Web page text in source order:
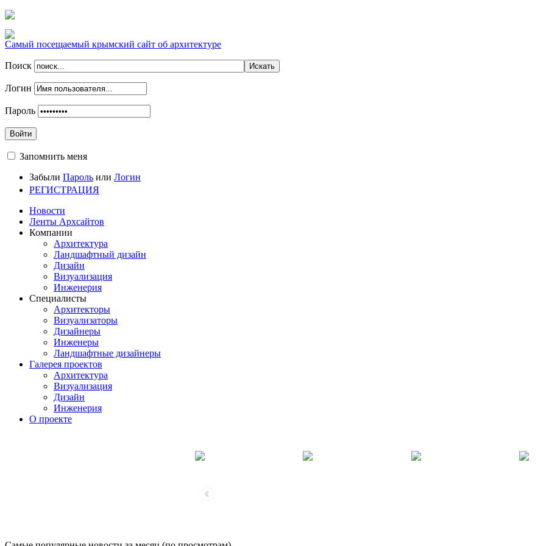
Самый посещаемый крымский сайт об архитектуре
Поиск
Логин
Пароль
Войти
Запомнить меня
Забыли Пароль или Логин
РЕГИСТРАЦИЯ
Новости
Ленты Архсайтов
Компании
Архитектура
Ландшафтный дизайн
Дизайн
Визуализация
Инженерия
Специалисты
Архитекторы
Визуализаторы
Дизайнеры
Инженеры
Ландшафтные дизайнеры
Галерея проектов
Архитектура
Визуализация
Дизайн
Инженерия
О проекте
‹